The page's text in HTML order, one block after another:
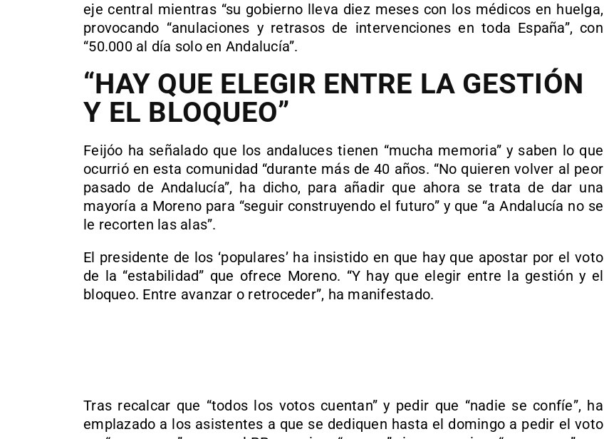
eje central mientras “su gobierno lleva diez meses con los médicos en huelga,
provocando “anulaciones y retrasos de intervenciones en toda España”, con
“50.000 al día solo en Andalucía”.
“HAY QUE ELEGIR ENTRE LA GESTIÓN
Y EL BLOQUEO”
Feijóo ha señalado que los andaluces tienen “mucha memoria” y saben lo que
ocurrió en esta comunidad “durante más de 40 años. “No quieren volver al peor
pasado de Andalucía”, ha dicho, para añadir que ahora se trata de dar una
mayoría a Moreno para “seguir construyendo el futuro” y que “a Andalucía no se
le recorten las alas”.
El presidente de los ‘populares’ ha insistido en que hay que apostar por el voto
de la “estabilidad” que ofrece Moreno. “Y hay que elegir entre la gestión y el
bloqueo. Entre avanzar o retroceder”, ha manifestado.
Tras recalcar que “todos los votos cuentan” y pedir que “nadie se confíe”, ha
emplazado a los asistentes a que se dediquen hasta el domingo a pedir el voto